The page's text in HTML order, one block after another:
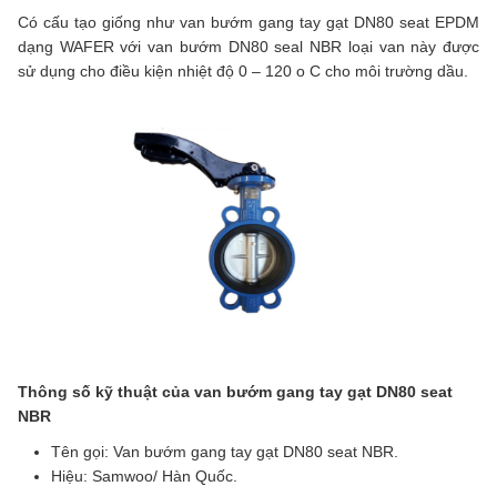
Có cấu tạo giống như van bướm gang tay gạt DN80 seat EPDM
dạng WAFER với van bướm DN80 seal NBR loại van này được
sử dụng cho điều kiện nhiệt độ 0 – 120 o C cho môi trường dầu.
Thông số kỹ thuật của van bướm gang tay gạt DN80 seat
NBR
Tên gọi: Van bướm gang tay gạt DN80 seat NBR.
Hiệu: Samwoo/ Hàn Quốc.